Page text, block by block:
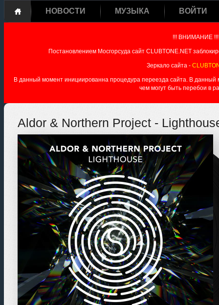
НОВОСТИ МУЗЫКА ВОЙТИ
!!! ВНИМАНИЕ !!!
Постановлением Мосгорсуда сайт CLUBTONE.NET
Зеркало сайта -
В данный момент инициированна процедура переезда сайта. В данный
чем могут быть перебои в
Aldor & Northern Project -